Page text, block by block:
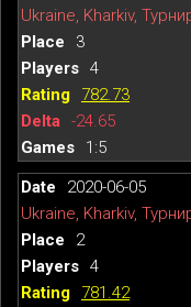
Ukraine, Kharkiv,
3
4
782.73
-24.65
1:5
2020-06-05
Ukraine, Kharkiv,
2
4
781.42